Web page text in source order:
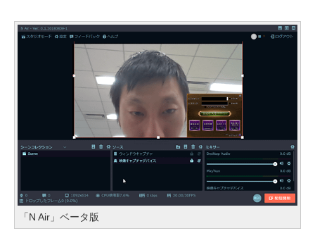
「N Air」ベータ版